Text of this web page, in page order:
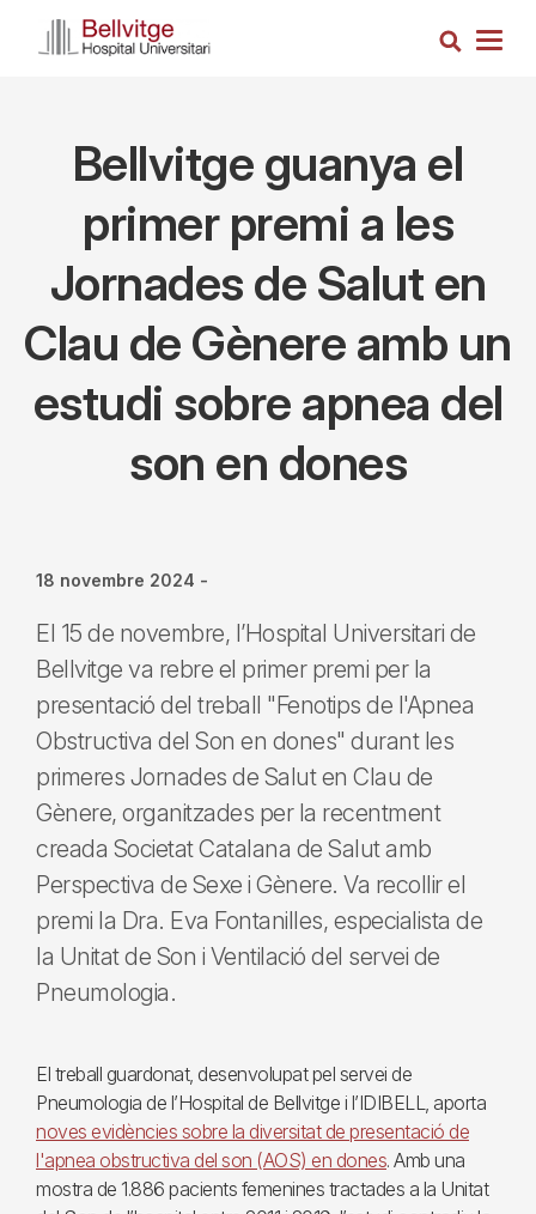
Cerca
Bellvitge guanya el
primer premi a les
Jornades de Salut en
Clau de Gènere amb un
estudi sobre apnea del
son en dones
18 novembre 2024 -
El 15 de novembre, l’Hospital Universitari de
Bellvitge va rebre el primer premi per la
presentació del treball "Fenotips de l'Apnea
Obstructiva del Son en dones" durant les
primeres Jornades de Salut en Clau de
Gènere, organitzades per la recentment
creada Societat Catalana de Salut amb
Perspectiva de Sexe i Gènere. Va recollir el
premi la Dra. Eva Fontanilles, especialista de
la Unitat de Son i Ventilació del servei de
Pneumologia.
El treball guardonat, desenvolupat pel servei de
Pneumologia de l’Hospital de Bellvitge i l’IDIBELL, aporta
noves evidències sobre la diversitat de presentació de
l'apnea obstructiva del son (AOS) en dones. Amb una
mostra de 1.886 pacients femenines tractades a la Unitat